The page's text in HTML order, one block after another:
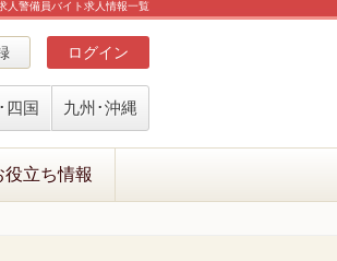
人警備員バイト求人情報一覧
ログイン
四国 九州･沖縄
役立ち情報